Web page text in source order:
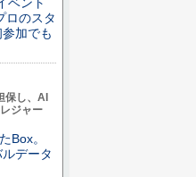
ロのスタ
加でも
保し、AI
ジャー
Box。
データ